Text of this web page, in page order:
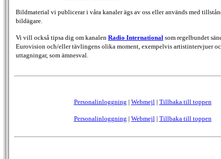
Bildmaterial vi publicerar i våra kanaler ägs av oss eller används med
bildägare.
Vi vill också tipsa dig om kanalen Radio International som regelbundet
Eurovision och/eller tävlingens olika moment, exempelvis artistintervjuer
uttagningar, som ämnesval.
Personalinloggning | Webmejl| Tillbaka till toppen
Personalinloggning | Webmejl| Tillbaka till toppen